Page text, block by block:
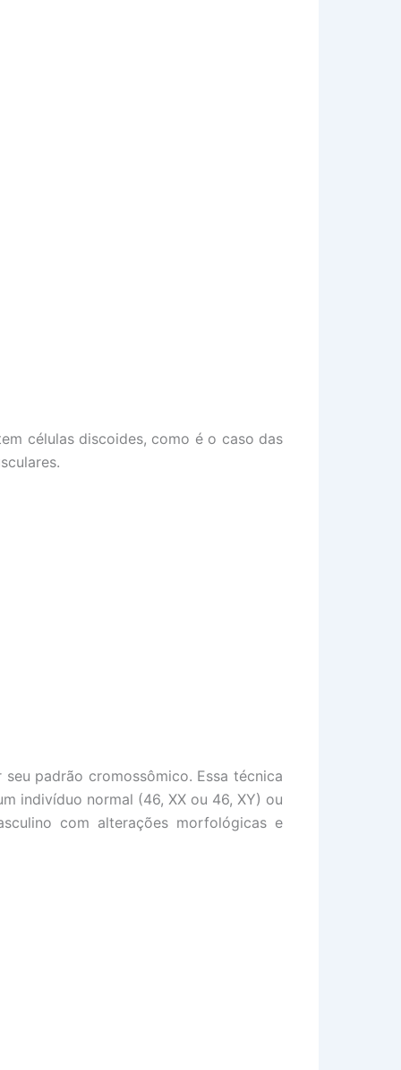
células discoides, como é o caso das
padrão cromossômico. Essa técnica
indivíduo normal (46, XX ou 46, XY) ou
com alterações morfológicas e